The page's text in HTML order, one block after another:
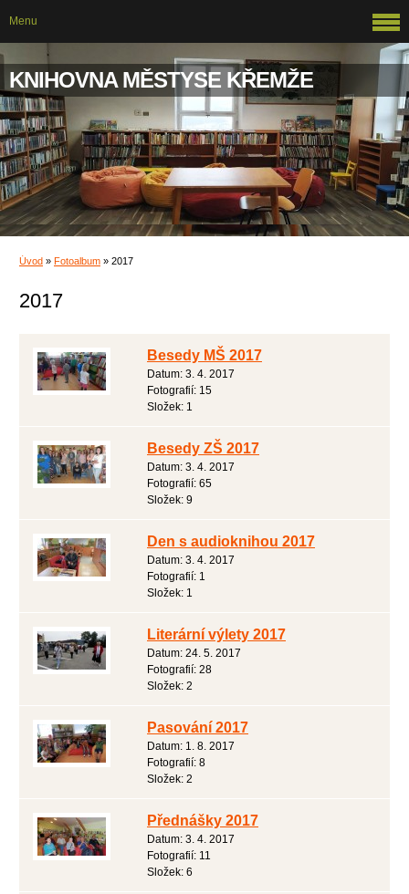
KNIHOVNA MĚSTYSE KŘEMŽE
Úvod » Fotoalbum » 2017
2017
Besedy MŠ 2017
Datum: 3. 4. 2017
Fotografií: 15
Složek: 1
Besedy ZŠ 2017
Datum: 3. 4. 2017
Fotografií: 65
Složek: 9
Den s audioknihou 2017
Datum: 3. 4. 2017
Fotografií: 1
Složek: 1
Literární výlety 2017
Datum: 24. 5. 2017
Fotografií: 28
Složek: 2
Pasování 2017
Datum: 1. 8. 2017
Fotografií: 8
Složek: 2
Přednášky 2017
Datum: 3. 4. 2017
Fotografií: 11
Složek: 6
Menu